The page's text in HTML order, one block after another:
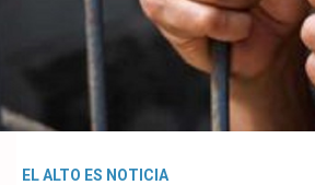
EL ALTO ES NOTICIA